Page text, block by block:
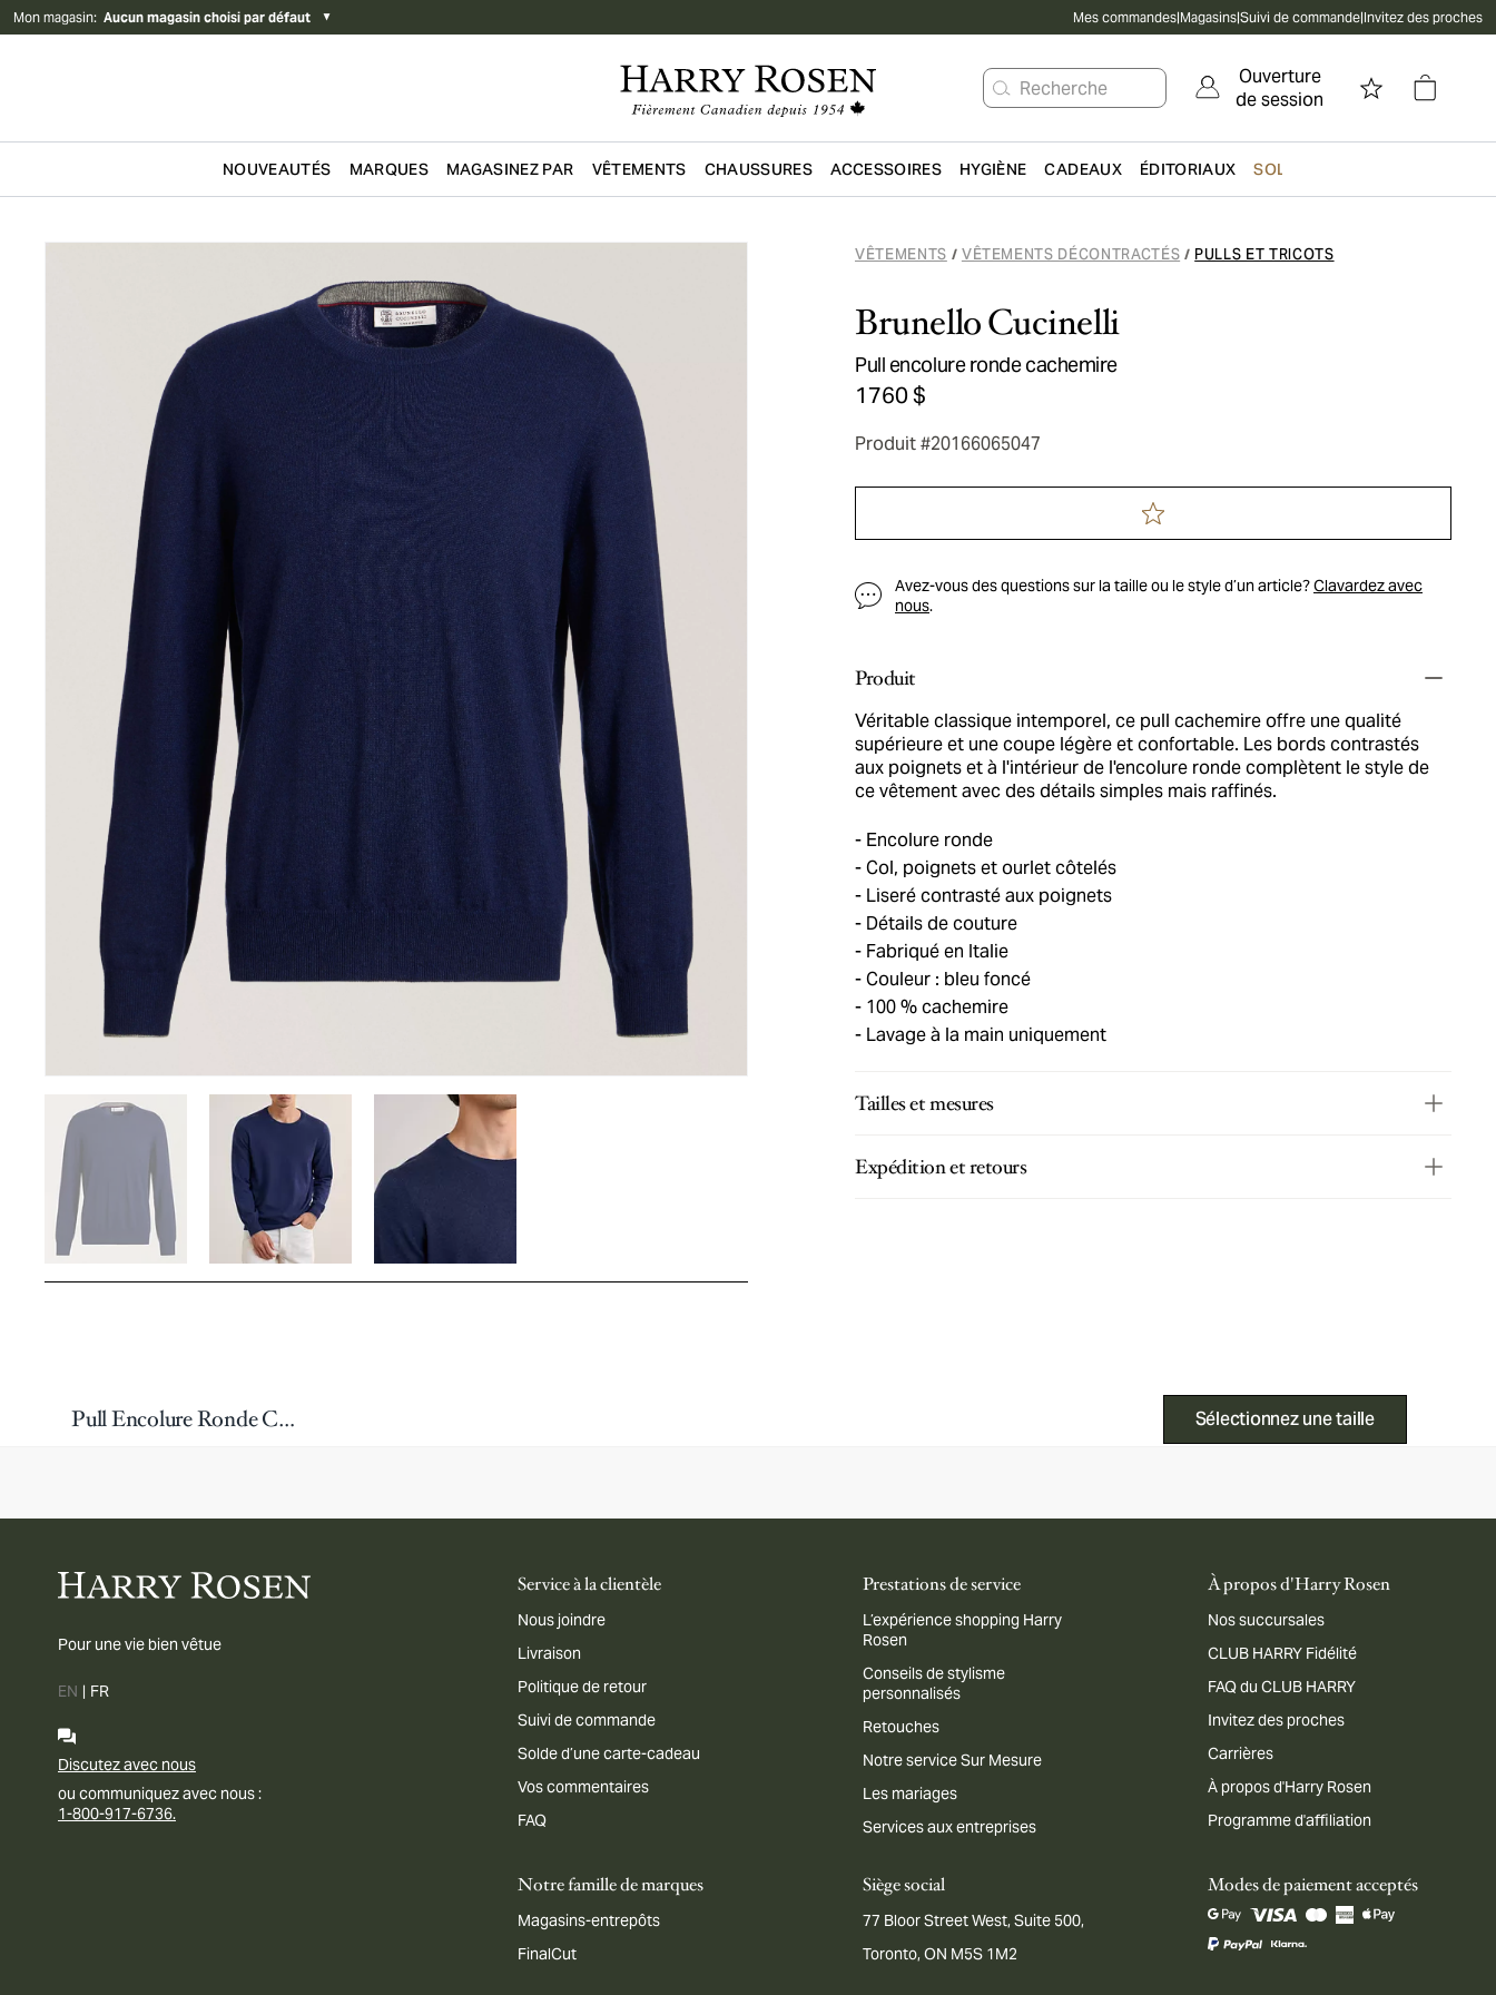
Mon magasin: Aucun magasin choisi par défaut ▼ Mes commandes|Magasins|Suivi de commande|Invitez des proches
Recherche
Ouverture
de session
Passer au contenu principal
NOUVEAUTÉS MARQUES MAGASINEZ PAR VÊTEMENTS CHAUSSURES ACCESSOIRES HYGIÈNE CADEAUX ÉDITORIAUX SOLDES
VÊTEMENTS / VÊTEMENTS DÉCONTRACTÉS / PULLS ET TRICOTS
Brunello Cucinelli
Pull encolure ronde cachemire
1760 $
Produit #20166065047
Avez-vous des questions sur la taille ou le style d’un article?Clavardez avec
nous.
Produit
Véritable classique intemporel, ce pull cachemire offre une qualité
supérieure et une coupe légère et confortable. Les bords contrastés
aux poignets et à l'intérieur de l'encolure ronde complètent le style de
ce vêtement avec des détails simples mais raffinés.
Encolure ronde
Col, poignets et ourlet côtelés
Liseré contrasté aux poignets
Détails de couture
Fabriqué en Italie
Couleur : bleu foncé
100 % cachemire
Lavage à la main uniquement
Tailles et mesures
Expédition et retours
Pull Encolure Ronde Cachemire Sélectionnez une taille
Pour une vie bien vêtue
EN | FR
Discutez avec nous
ou communiquez avec nous :
1-800-917-6736.
Service à la clientèle
Nous joindre
Livraison
Politique de retour
Suivi de commande
Solde d’une carte-cadeau
Vos commentaires
FAQ
Prestations de service
L’expérience shopping Harry
Rosen
Conseils de stylisme
personnalisés
Retouches
Notre service Sur Mesure
Les mariages
Services aux entreprises
À propos d'Harry Rosen
Nos succursales
CLUB HARRY Fidélité
FAQ du CLUB HARRY
Invitez des proches
Carrières
À propos d'Harry Rosen
Programme d'affiliation
Notre famille de marques
Magasins-entrepôts
FinalCut
Siège social
77 Bloor Street West, Suite 500,
Toronto, ON M5S 1M2
Modes de paiement acceptés